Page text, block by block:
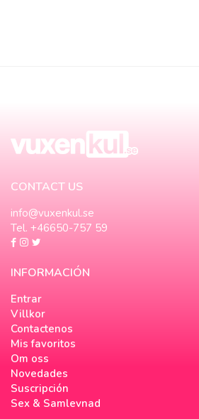
CONTACT US
info@vuxenkul.se
Tel. +46650-757 59
INFORMACIÓN
Entrar
Villkor
Contactenos
Mis favoritos
Om oss
Novedades
Suscripción
Sex & Samlevnad